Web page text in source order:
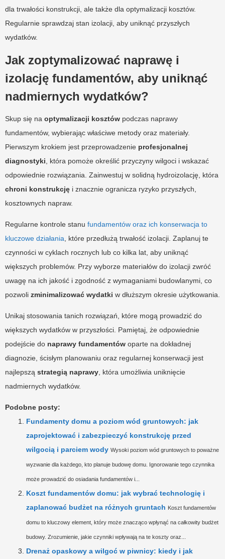
dla trwałości konstrukcji, ale także dla optymalizacji kosztów.
Regularnie sprawdzaj stan izolacji, aby uniknąć przyszłych
wydatków.
Jak zoptymalizować naprawę i
izolację fundamentów, aby uniknąć
nadmiernych wydatków?
Skup się na optymalizacji kosztów podczas naprawy
fundamentów, wybierając właściwe metody oraz materiały.
Pierwszym krokiem jest przeprowadzenie profesjonalnej
diagnostyki, która pomoże określić przyczyny wilgoci i wskazać
odpowiednie rozwiązania. Zainwestuj w solidną hydroizolację, która
chroni konstrukcję i znacznie ogranicza ryzyko przyszłych,
kosztownych napraw.
Regularne kontrole stanu fundamentów oraz ich konserwacja to
kluczowe działania, które przedłużą trwałość izolacji. Zaplanuj te
czynności w cyklach rocznych lub co kilka lat, aby uniknąć
większych problemów. Przy wyborze materiałów do izolacji zwróć
uwagę na ich jakość i zgodność z wymaganiami budowlanymi, co
pozwoli zminimalizować wydatki w dłuższym okresie użytkowania.
Unikaj stosowania tanich rozwiązań, które mogą prowadzić do
większych wydatków w przyszłości. Pamiętaj, że odpowiednie
podejście do naprawy fundamentów oparte na dokładnej
diagnozie, ścisłym planowaniu oraz regularnej konserwacji jest
najlepszą strategią naprawy, która umożliwia uniknięcie
nadmiernych wydatków.
Podobne posty:
Fundamenty domu a poziom wód gruntowych: jak
zaprojektować i zabezpieczyć konstrukcję przed
wilgocią i parciem wody Wysoki poziom wód gruntowych to poważne
wyzwanie dla każdego, kto planuje budowę domu. Ignorowanie tego czynnika
może prowadzić do osiadania fundamentów i...
Koszt fundamentów domu: jak wybrać technologię i
zaplanować budżet na różnych gruntach Koszt fundamentów
domu to kluczowy element, który może znacząco wpłynąć na całkowity budżet
budowy. Zrozumienie, jakie czynniki wpływają na te koszty oraz...
Drenaż opaskowy a wilgoć w piwnicy: kiedy i jak